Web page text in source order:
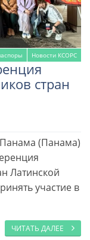
Новости КСОРС
стран
(Панама)
Латинской
участие в
ЧИТАТЬ ДАЛЕЕ